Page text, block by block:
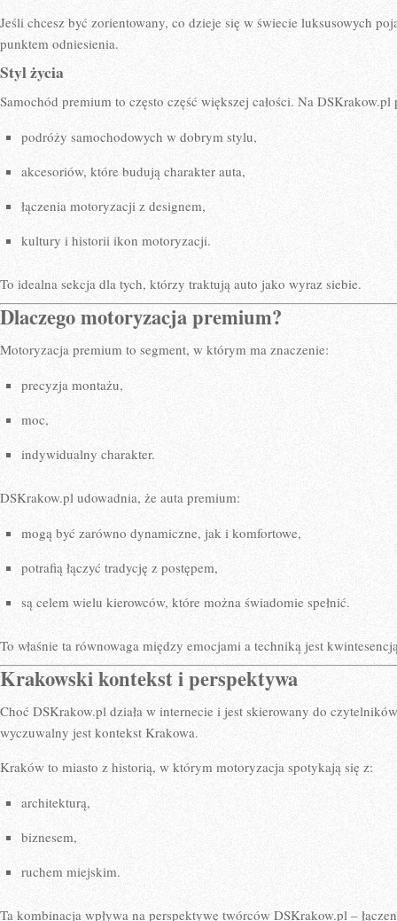
Jeśli chcesz być zorientowany, co dzieje się w świecie luksusowych
punktem odniesienia.
Styl życia
Samochód premium to często część większej całości. Na DSKrakow.pl
podróży samochodowych w dobrym stylu,
akcesoriów, które budują charakter auta,
łączenia motoryzacji z designem,
kultury i historii ikon motoryzacji.
To idealna sekcja dla tych, którzy traktują auto jako wyraz siebie.
Dlaczego motoryzacja premium?
Motoryzacja premium to segment, w którym ma znaczenie:
precyzja montażu,
moc,
indywidualny charakter.
DSKrakow.pl udowadnia, że auta premium:
mogą być zarówno dynamiczne, jak i komfortowe,
potrafią łączyć tradycję z postępem,
są celem wielu kierowców, które można świadomie spełnić.
To właśnie ta równowaga między emocjami a techniką jest
Krakowski kontekst i perspektywa
Choć DSKrakow.pl działa w internecie i jest skierowany do
wyczuwalny jest kontekst Krakowa.
Kraków to miasto z historią, w którym motoryzacja spotykają się z:
architekturą,
biznesem,
ruchem miejskim.
Ta kombinacja wpływa na perspektywę twórców DSKrakow.pl –